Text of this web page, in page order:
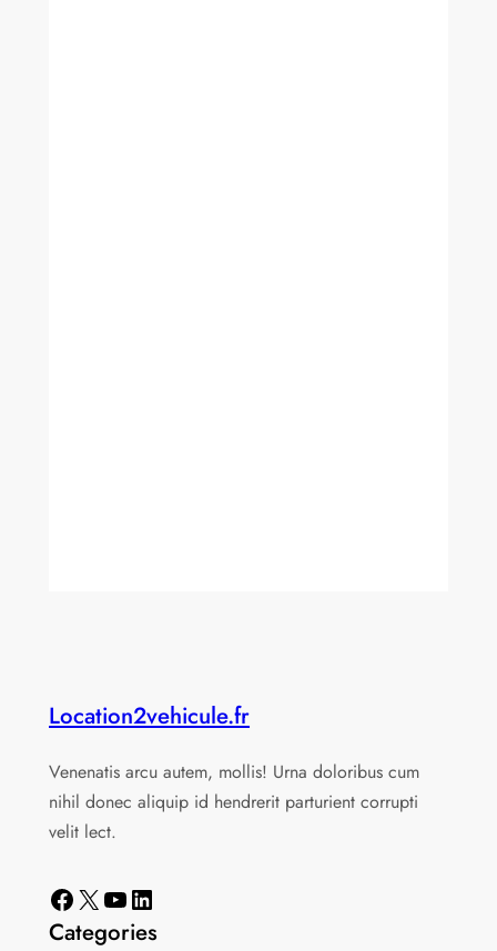
Location2vehicule.fr
Venenatis arcu autem, mollis! Urna doloribus cum
nihil donec aliquip id hendrerit parturient corrupti
velit lect.
Facebook X YouTube LinkedIn
Categories